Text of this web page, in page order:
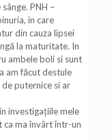
PNH –
in care
din cauza lipsei
la maturitate. In
ambele boli si sunt
am făcut destule
puternice si ar
investigațiile mele
ca ma învârt într-un